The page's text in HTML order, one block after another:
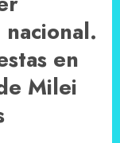
en
Milei